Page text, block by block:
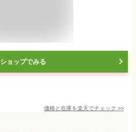
ショップでみる
価格と在庫を楽天でチェック >>